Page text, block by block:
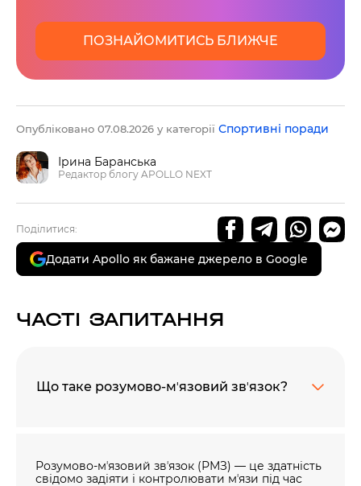
ПОЗНАЙОМИТИСЬ БЛИЖЧЕ
Опубліковано 07.08.2026 у категорії Спортивні поради
Ірина Баранська
Редактор блогу APOLLO NEXT
Поділитися:
Додати Apollo як бажане джерело в Google
ЧАСТІ ЗАПИТАННЯ
Що таке розумово-мʼязовий звʼязок?
Розумово-мʼязовий звʼязок (РМЗ) — це здатність
свідомо задіяти і контролювати мʼязи під час